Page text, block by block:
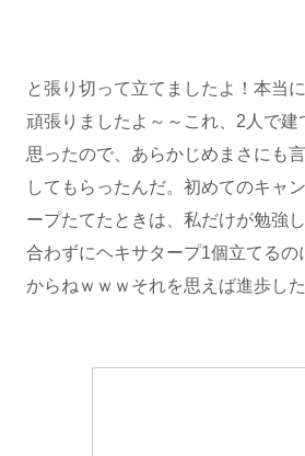
と張り切って立てましたよ！本当
頑張りましたよ～～これ、2人で建
思ったので、あらかじめまさにも
してもらったんだ。初めてのキャ
ープたてたときは、私だけが勉強
合わずにヘキサタープ1個立てるの
からねｗｗｗそれを思えば進歩し